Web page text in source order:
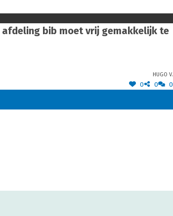
bib moet vrij gemakkelijk te
Hugo V.
0 0 0